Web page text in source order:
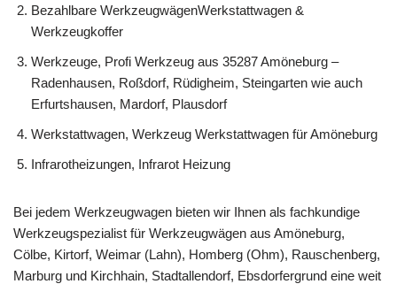
Bezahlbare WerkzeugwägenWerkstattwagen &
Werkzeugkoffer
Werkzeuge, Profi Werkzeug aus 35287 Amöneburg –
Radenhausen, Roßdorf, Rüdigheim, Steingarten wie auch
Erfurtshausen, Mardorf, Plausdorf
Werkstattwagen, Werkzeug Werkstattwagen für Amöneburg
Infrarotheizungen, Infrarot Heizung
Bei jedem Werkzeugwagen bieten wir Ihnen als fachkundige
Werkzeugspezialist für Werkzeugwägen aus Amöneburg,
Cölbe, Kirtorf, Weimar (Lahn), Homberg (Ohm), Rauschenberg,
Marburg und Kirchhain, Stadtallendorf, Ebsdorfergrund eine weit